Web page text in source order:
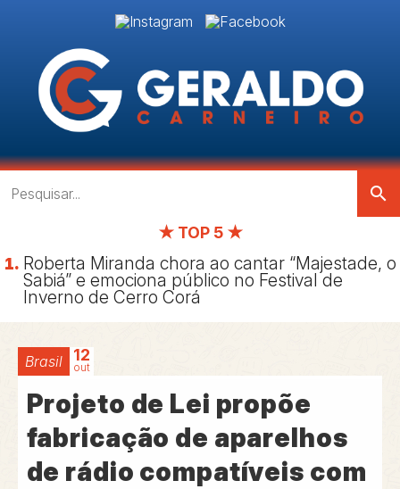
search
★ TOP 5 ★
Roberta Miranda chora ao cantar “Majestade, o
Sabiá” e emociona público no Festival de
Inverno de Cerro Corá
Brasil 12
out
Projeto de Lei propõe
fabricação de aparelhos
de rádio compatíveis com